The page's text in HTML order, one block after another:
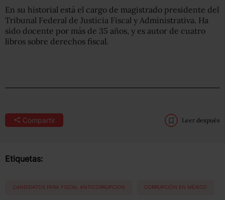
En su historial está el cargo de magistrado presidente del
Tribunal Federal de Justicia Fiscal y Administrativa. Ha
sido docente por más de 35 años, y es autor de cuatro
libros sobre derechos fiscal.
Compartir Leer después
Etiquetas:
CANDIDATOS PARA FISCAL ANTICORRUPCION CORRUPCIÓN EN MÉXICO